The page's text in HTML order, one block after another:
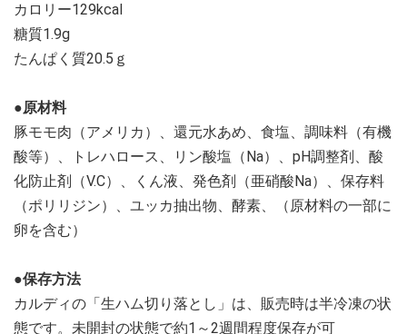
カロリー129kcal
糖質1.9g
たんぱく質20.5ｇ
●原材料
豚モモ肉（アメリカ）、還元水あめ、食塩、調味料（有機
酸等）、トレハロース、リン酸塩（Na）、pH調整剤、酸
化防止剤（V.C）、くん液、発色剤（亜硝酸Na）、保存料
（ポリリジン）、ユッカ抽出物、酵素、（原材料の一部に
卵を含む）
●保存方法
カルディの「生ハム切り落とし」は、販売時は半冷凍の状
態です。未開封の状態で約1～2週間程度保存が可